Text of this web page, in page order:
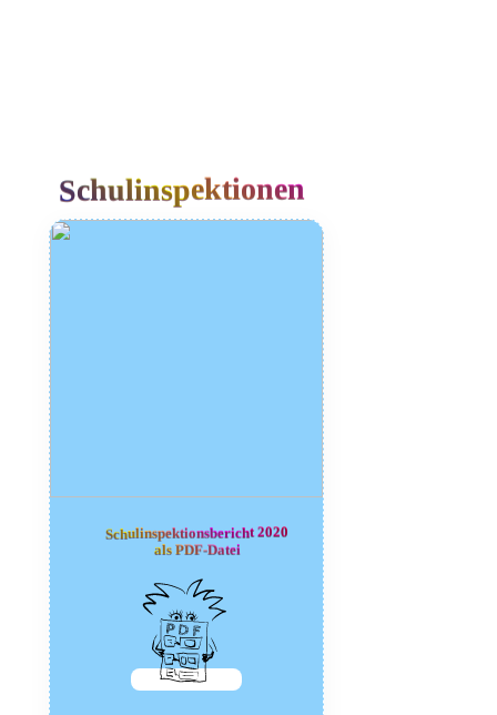
Schulinspektionen
Schulinspektionsbericht 2020
als PDF-Datei